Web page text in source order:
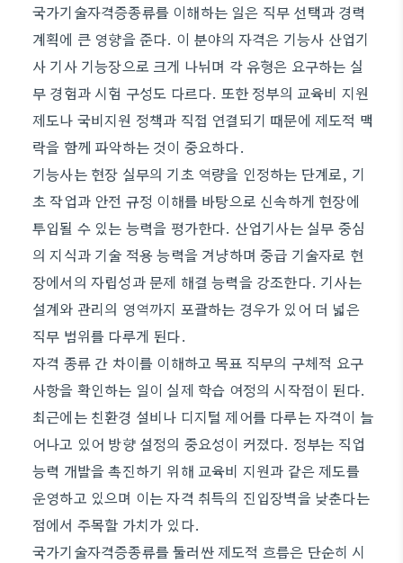
국가기술자격증종류를 이해하는 일은 직무 선택과 경력
계획에 큰 영향을 준다. 이 분야의 자격은 기능사 산업기
사 기사 기능장으로 크게 나뉘며 각 유형은 요구하는 실
무 경험과 시험 구성도 다르다. 또한 정부의 교육비 지원
제도나 국비지원 정책과 직접 연결되기 때문에 제도적 맥
락을 함께 파악하는 것이 중요하다.
기능사는 현장 실무의 기초 역량을 인정하는 단계로, 기
초 작업과 안전 규정 이해를 바탕으로 신속하게 현장에
투입될 수 있는 능력을 평가한다. 산업기사는 실무 중심
의 지식과 기술 적용 능력을 겨냥하며 중급 기술자로 현
장에서의 자립성과 문제 해결 능력을 강조한다. 기사는
설계와 관리의 영역까지 포괄하는 경우가 있어 더 넓은
직무 범위를 다루게 된다.
자격 종류 간 차이를 이해하고 목표 직무의 구체적 요구
사항을 확인하는 일이 실제 학습 여정의 시작점이 된다.
최근에는 친환경 설비나 디지털 제어를 다루는 자격이 늘
어나고 있어 방향 설정의 중요성이 커졌다. 정부는 직업
능력 개발을 촉진하기 위해 교육비 지원과 같은 제도를
운영하고 있으며 이는 자격 취득의 진입장벽을 낮춘다는
점에서 주목할 가치가 있다.
국가기술자격증종류를 둘러싼 제도적 흐름은 단순히 시